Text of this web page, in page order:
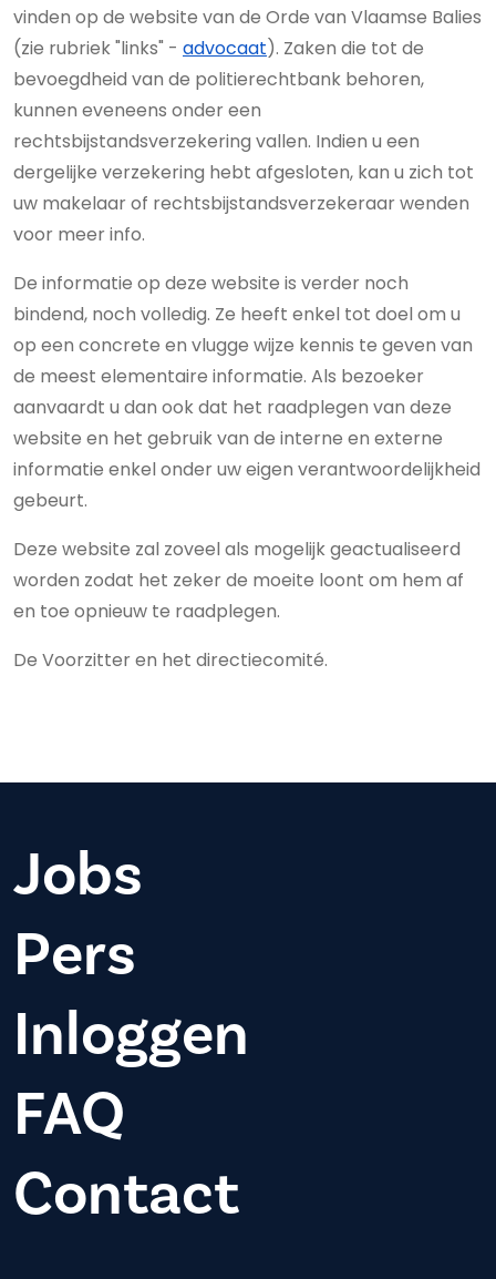
vinden op de website van de Orde van Vlaamse Balies
(zie rubriek "links" - advocaat). Zaken die tot de
bevoegdheid van de politierechtbank behoren,
kunnen eveneens onder een
rechtsbijstandsverzekering vallen. Indien u een
dergelijke verzekering hebt afgesloten, kan u zich tot
uw makelaar of rechtsbijstandsverzekeraar wenden
voor meer info.
De informatie op deze website is verder noch
bindend, noch volledig. Ze heeft enkel tot doel om u
op een concrete en vlugge wijze kennis te geven van
de meest elementaire informatie. Als bezoeker
aanvaardt u dan ook dat het raadplegen van deze
website en het gebruik van de interne en externe
informatie enkel onder uw eigen verantwoordelijkheid
gebeurt.
Deze website zal zoveel als mogelijk geactualiseerd
worden zodat het zeker de moeite loont om hem af
en toe opnieuw te raadplegen.
De Voorzitter en het directiecomité.
Jobs
Pers
Inloggen
FAQ
Contact